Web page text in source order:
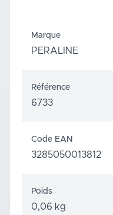
Marque
PERALINE
Référence
6733
Code EAN
3285050013812
Poids
0,06 kg